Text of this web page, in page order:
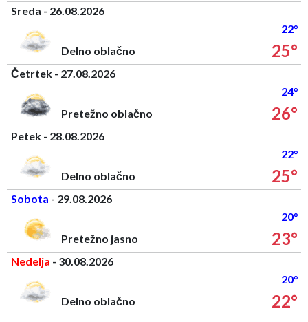
Sreda - 26.08.2026
22°
Delno oblačno
25°
Četrtek - 27.08.2026
24°
Pretežno oblačno
26°
Petek - 28.08.2026
22°
Delno oblačno
25°
Sobota - 29.08.2026
20°
Pretežno jasno
23°
Nedelja - 30.08.2026
20°
Delno oblačno
22°